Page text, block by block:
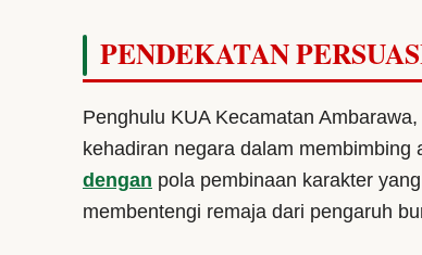
PENDEKATAN
Penghulu KUA Kecamatan
kehadiran negara dalam
dengan pola pembinaan karakter
membentengi remaja dari pengaruh